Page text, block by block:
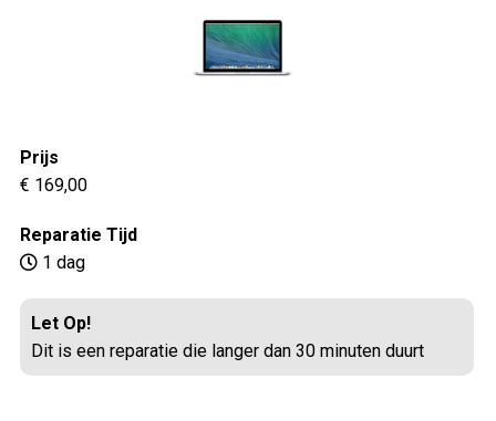
Prijs
€ 169,00
Reparatie Tijd
1 dag
Let Op!
Dit is een reparatie die langer dan 30 minuten duurt